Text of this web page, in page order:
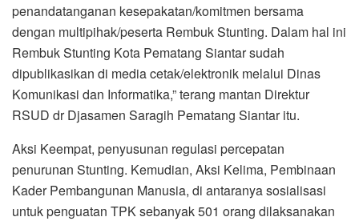
penandatanganan kesepakatan/komitmen bersama
dengan multipihak/peserta Rembuk Stunting. Dalam hal ini
Rembuk Stunting Kota Pematang Siantar sudah
dipublikasikan di media cetak/elektronik melalui Dinas
Komunikasi dan Informatika,” terang mantan Direktur
RSUD dr Djasamen Saragih Pematang Siantar itu.
Aksi Keempat, penyusunan regulasi percepatan
penurunan Stunting. Kemudian, Aksi Kelima, Pembinaan
Kader Pembangunan Manusia, di antaranya sosialisasi
untuk penguatan TPK sebanyak 501 orang dilaksanakan